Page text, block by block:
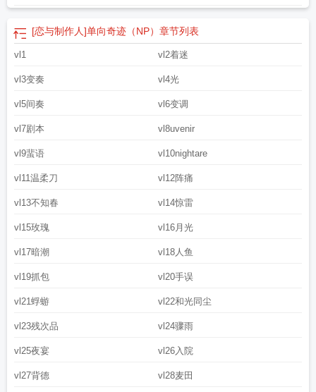
[恋与制作人]单向奇迹（NP） 章节列表
vl1 vl2着迷
vl3变奏 vl4光
vl5间奏 vl6变调
vl7剧本 vl8uvenir
vl9蜚语 vl10nightare
vl11温柔刀 vl12阵痛
vl13不知春 vl14惊雷
vl15玫瑰 vl16月光
vl17暗潮 vl18人鱼
vl19抓包 vl20手误
vl21蜉蝣 vl22和光同尘
vl23残次品 vl24骤雨
vl25夜宴 vl26入院
vl27背德 vl28麦田